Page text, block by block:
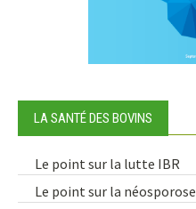
LA SANTÉ DES BOVINS
Le point sur la lutte IBR
Le point sur la néosporose